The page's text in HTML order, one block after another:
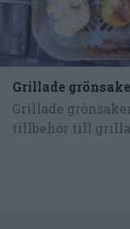
Grillade
Grillade
tillbehör till grillat